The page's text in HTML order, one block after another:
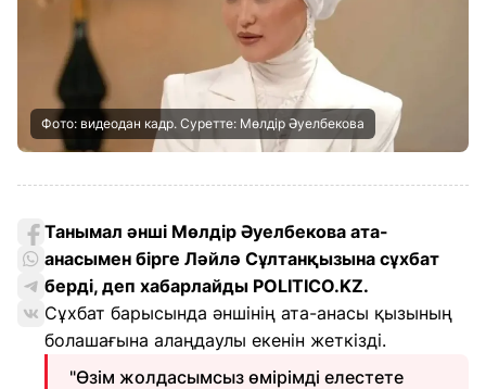
Фото: видеодан кадр. Суретте: Мөлдір Әуелбекова
Танымал әнші Мөлдір Әуелбекова ата-
анасымен бірге Ләйлә Сұлтанқызына сұхбат
берді, деп хабарлайды POLITICO.KZ.
Сұхбат барысында әншінің ата-анасы қызының
болашағына алаңдаулы екенін жеткізді.
"Өзім жолдасымсыз өмірімді елестете